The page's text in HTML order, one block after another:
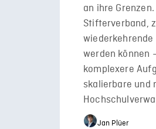
an ihre
Stifterverband,
werden können
komplexere
skalierbare und
Jan Plüer